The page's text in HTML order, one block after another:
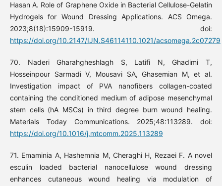
Hasan A. Role of Graphene Oxide in Bacterial Cellulose-Gelatin
Hydrogels for Wound Dressing Applications. ACS Omega.
2023;8(18):15909-15919. doi:
https://doi.org/10.2147/IJN.S46114110.1021/acsomega.2c07279
70. Naderi Gharahgheshlagh S, Latifi N, Ghadimi T,
Hosseinpour Sarmadi V, Mousavi SA, Ghasemian M, et al.
Investigation impact of PVA nanofibers collagen-coated
containing the conditioned medium of adipose mesenchymal
stem cells (hA MSCs) in third degree burn wound healing.
Materials Today Communications. 2025;48:113289. doi:
https://doi.org/10.1016/j.mtcomm.2025.113289
71. Emaminia A, Hashemnia M, Cheraghi H, Rezaei F. A novel
esculin loaded bacterial nanocellulose wound dressing
enhances cutaneous wound healing via modulation of